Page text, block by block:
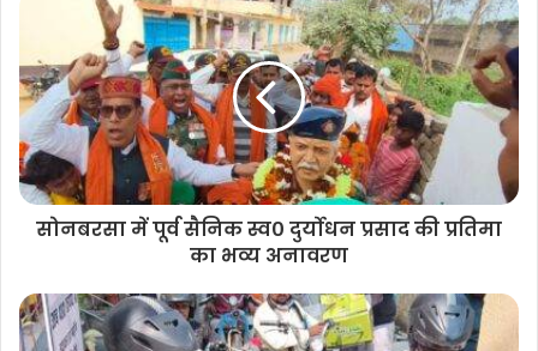
i
t
e
सोनबरसा में पूर्व सैनिक स्व० दुर्योधन प्रसाद की प्रतिमा
का भव्य अनावरण